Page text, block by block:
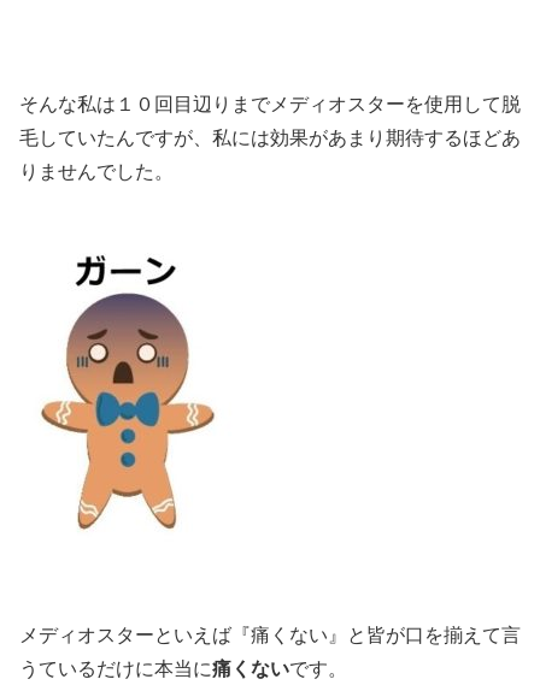
そんな私は１０回目辺りまでメディオスターを使用して脱
毛していたんですが、私には効果があまり期待するほどあ
りませんでした。
メディオスターといえば『痛くない』と皆が口を揃えて言
うているだけに本当に痛くないです。